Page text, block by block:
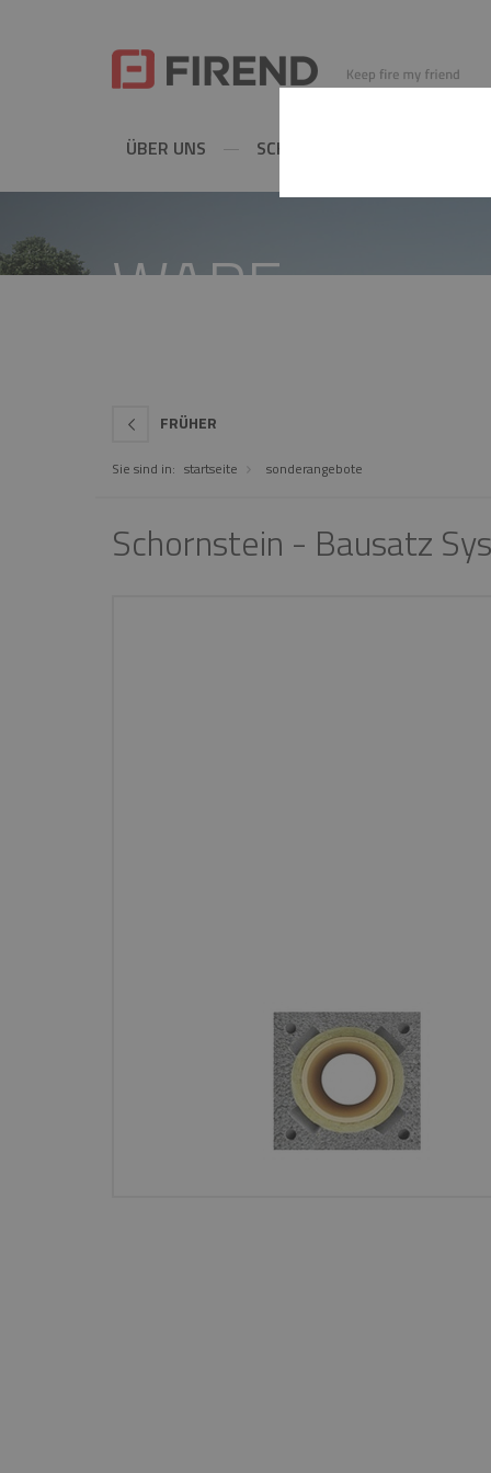
ÜBER UNS SCHORNSTEINE
WARE
FRÜHER
Sie sind in: startseite sonderangebote
Schornstein - Bausatz